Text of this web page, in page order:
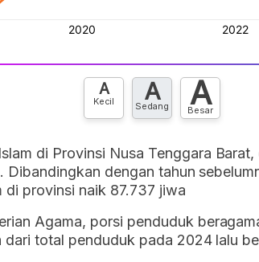
A
Kecil A
Sedang A
Besar
di Provinsi Nusa Tenggara
dengan tahun
di provinsi naik 87.737 jiwa
Agama, porsi penduduk
dari total penduduk pada 2024 lalu